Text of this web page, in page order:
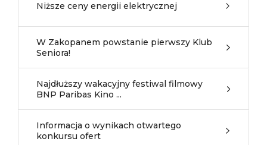
Niższe ceny energii elektrycznej
W Zakopanem powstanie pierwszy Klub
Seniora!
Najdłuższy wakacyjny festiwal filmowy
BNP Paribas Kino ...
Informacja o wynikach otwartego
konkursu ofert